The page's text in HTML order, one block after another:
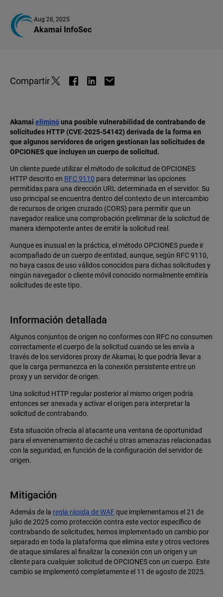
Aug 28, 2025
Akamai InfoSec
Compartir
Akamai eliminóuna posible vulnerabilidad de contrabando de
solicitudes HTTP (CVE-2025-54142) derivada de la forma en
que algunos servidores de origen gestionan las solicitudes de
OPCIONES que incluyen un cuerpo de solicitud.
Un cliente puede utilizar el método de solicitud de OPCIONES
HTTP descrito en RFC 9110 para determinar las opciones
permitidas para una dirección URL determinada en el servidor. Su
uso principal se encuentra dentro del contexto de un intercambio
de recursos de origen cruzado (CORS) para permitir que un
navegador realice una comprobación preliminar de la solicitud de
manera idempotente antes de emitir la solicitud real.
Aunque es inusual en la práctica, el método OPCIONES puede ir
acompañado de un cuerpo de entidad, aunque, según RFC 9110,
no haya casos de uso válidos conocidos para dichas solicitudes y
ningún navegador o cliente móvil conocido normalmente emitiría
solicitudes de este tipo.
Información detallada
Algunos conjuntos de origen no conformes con RFC no consumen
correctamente el cuerpo de la solicitud cuando se les envía a
través de los servidores proxy de Akamai, lo que podría llevar a
que la carga permanezca en la conexión persistente entre un
proxy y un servidor de origen.
Una solicitud HTTP regular posterior al mismo origen podría
entonces ser anexada y activar el origen para interpretar la
solicitud de contrabando.
Esta situación ofrecía al atacante una ventana de oportunidad
para el envenenamiento de caché u otras amenazas relacionadas
con la seguridad, en función de la configuración del servidor de
origen.
Mitigación
Además de la regla rápida de WAFque implementamos el 21 de
julio de 2025 como protección contra este vector específico de
contrabando de solicitudes, hemos implementado un cambio por
separado en toda la plataforma que elimina este y otros vectores
de ataque similares al finalizar la conexión con un origen y un
cliente para cualquier solicitud de OPCIONES con un cuerpo. Este
cambio se implementó completamente el 11 de agosto de 2025.